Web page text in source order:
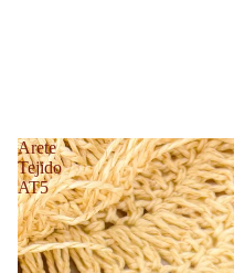
Arete
Tejido
AT5